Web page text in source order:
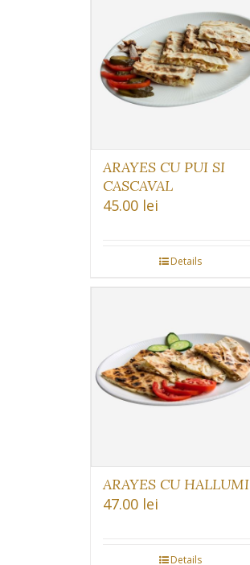
ARAYES CU PUI SI
CASCAVAL
45.00 lei
Details
ARAYES CU HALLUMI
47.00 lei
Details